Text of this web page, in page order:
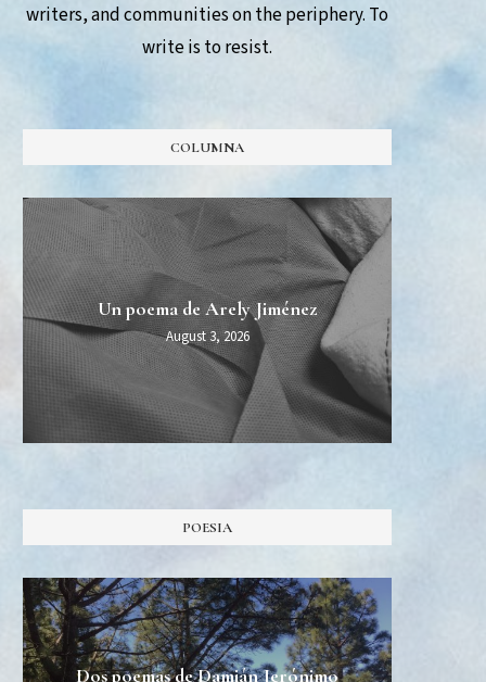
writers, and communities on the periphery. To
write is to resist.
COLUMNA
Un poema de Arely Jiménez
August 3, 2026
POESIA
Dos poemas de Damián Jerónimo